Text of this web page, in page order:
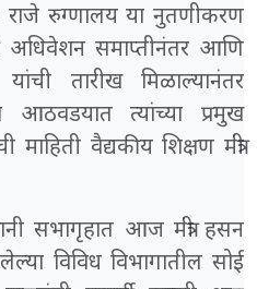
राजे रुग्णालय या नुतणीकरण
अधिवेशन समाप्तीनंतर आणि
तारीख मिळाल्यानंतर
आठवडयात त्यांच्या प्रमुख
वैद्यकीय शिक्षण मंत्री
सभागृहात आज मंत्री हसन
विविध विभागातील सोई